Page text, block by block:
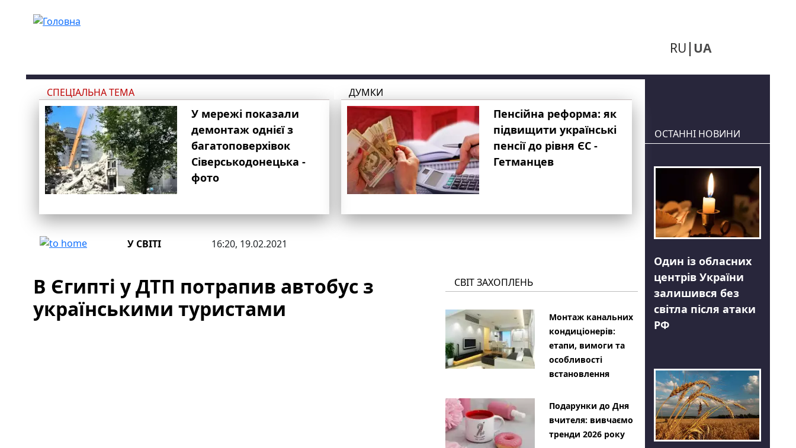
RU UA
СПЕЦІАЛЬНА ТЕМА
У мережі показали
демонтаж однієї з
багатоповерхівок
Сіверськодонецька -
фото
ДУМКИ
Пенсійна реформа: як
підвищити українські
пенсії до рівня ЄС -
Гетманцев
У СВІТІ 16:20, 19.02.2021
В Єгипті у ДТП потрапив автобус з
українськими туристами
СВІТ ЗАХОПЛЕНЬ
Монтаж канальних
кондиціонерів:
етапи, вимоги та
особливості
встановлення
Подарунки до Дня
вчителя: вивчаємо
тренди 2026 року
ОСТАННІ НОВИНИ
Один із обласних
центрів України
залишився без
світла після атаки
РФ